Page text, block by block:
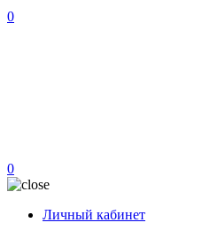
0
0
Личный кабинет